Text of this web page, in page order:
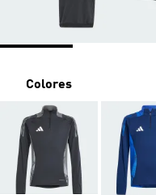
Colores